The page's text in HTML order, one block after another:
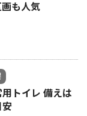
も人気
トイレ 備えは